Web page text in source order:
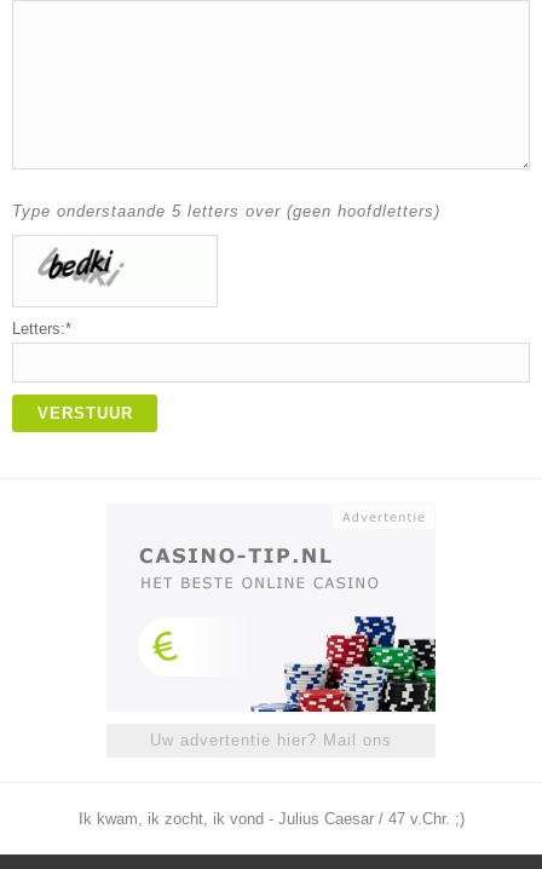
Type onderstaande 5 letters over (geen hoofdletters)
Letters:*
VERSTUUR
Uw advertentie hier? Mail ons
Ik kwam, ik zocht, ik vond - Julius Caesar / 47 v.Chr. ;)